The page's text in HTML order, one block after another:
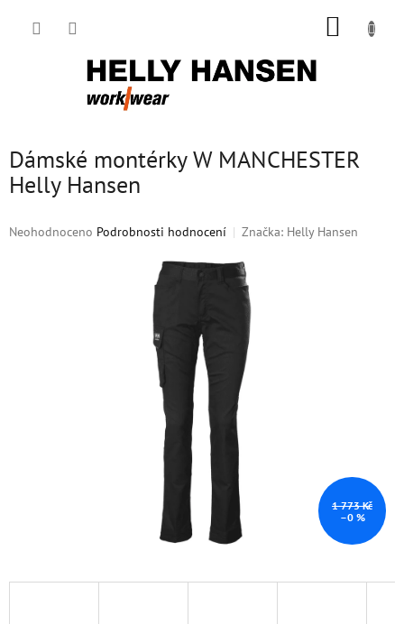
Dámské montérky W MANCHESTER
Helly Hansen
Průměrné
Neohodnoceno Podrobnosti hodnocení Značka: Helly Hansen
1 773 Kč
–0 %